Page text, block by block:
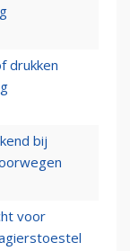
drukken
bij
voor